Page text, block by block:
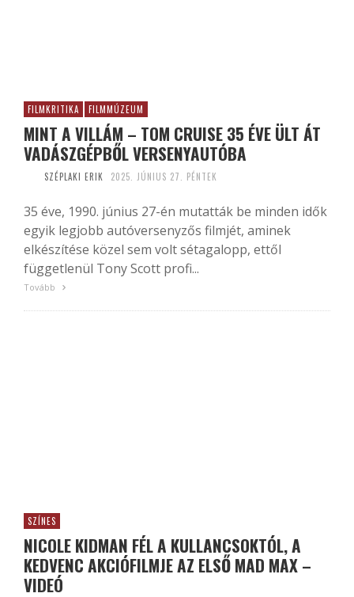
FILMKRITIKA FILMMÚZEUM
MINT A VILLÁM – TOM CRUISE 35 ÉVE ÜLT ÁT
VADÁSZGÉPBŐL VERSENYAUTÓBA
SZÉPLAKI ERIK 2025. JÚNIUS 27. PÉNTEK
35 éve, 1990. június 27-én mutatták be minden idők
egyik legjobb autóversenyzős filmjét, aminek
elkészítése közel sem volt sétagalopp, ettől
függetlenül Tony Scott profi...
Tovább
SZÍNES
NICOLE KIDMAN FÉL A KULLANCSOKTÓL, A
KEDVENC AKCIÓFILMJE AZ ELSŐ MAD MAX –
VIDEÓ